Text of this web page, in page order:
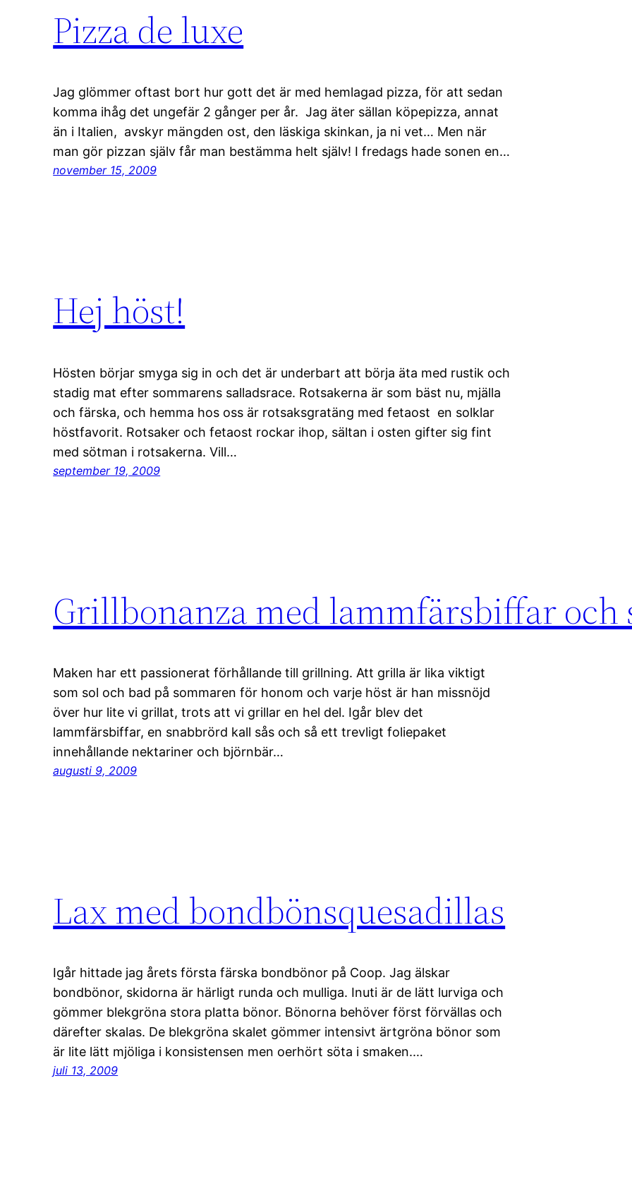
Pizza de luxe
Jag glömmer oftast bort hur gott det är med hemlagad pizza, för att sedan
komma ihåg det ungefär 2 gånger per år. Jag äter sällan köpepizza, annat
än i Italien, avskyr mängden ost, den läskiga skinkan, ja ni vet… Men när
man gör pizzan själv får man bestämma helt själv! I fredags hade sonen en…
november 15, 2009
Hej höst!
Hösten börjar smyga sig in och det är underbart att börja äta med rustik och
stadig mat efter sommarens salladsrace. Rotsakerna är som bäst nu, mjälla
och färska, och hemma hos oss är rotsaksgratäng med fetaost en solklar
höstfavorit. Rotsaker och fetaost rockar ihop, sältan i osten gifter sig fint
med sötman i rotsakerna. Vill…
september 19, 2009
Grillbonanza med lammfärsbiffar och
Maken har ett passionerat förhållande till grillning. Att grilla är lika viktigt
som sol och bad på sommaren för honom och varje höst är han missnöjd
över hur lite vi grillat, trots att vi grillar en hel del. Igår blev det
lammfärsbiffar, en snabbrörd kall sås och så ett trevligt foliepaket
innehållande nektariner och björnbär…
augusti 9, 2009
Lax med bondbönsquesadillas
Igår hittade jag årets första färska bondbönor på Coop. Jag älskar
bondbönor, skidorna är härligt runda och mulliga. Inuti är de lätt lurviga och
gömmer blekgröna stora platta bönor. Bönorna behöver först förvällas och
därefter skalas. De blekgröna skalet gömmer intensivt ärtgröna bönor som
är lite lätt mjöliga i konsistensen men oerhört söta i smaken.…
juli 13, 2009